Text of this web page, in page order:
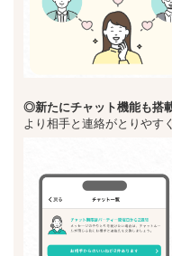
◎新たにチャット機能も搭
より相手と連絡がとりやす